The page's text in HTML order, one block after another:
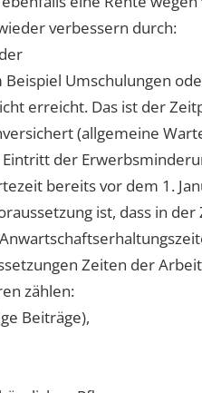
verbessern durch:
Umschulungen
erreicht. Das ist der
(allgemeine
der
bereits vor dem 1.
ist, dass in
Zeiten der
zählen:
Beiträge),